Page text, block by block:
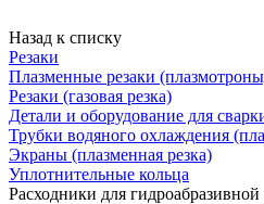
Назад к списку
Резаки
Плазменные резаки
Резаки (газовая резка)
Детали и оборудование для
Трубки водяного охлаждения
Экраны (плазменная резка)
Уплотнительные кольца
Расходники для гидроабразивной